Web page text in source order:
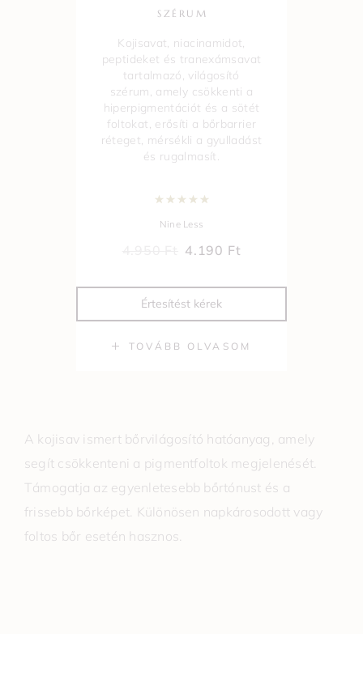
TOVÁBB OLVASOM
SZÉRUM
Kojisavat, niacinamidot,
peptideket és tranexámsavat
tartalmazó, világosító
szérum, amely csökkenti a
hiperpigmentációt és a sötét
foltokat, erősíti a bőrbarrier
réteget, mérsékli a gyulladást
és rugalmasít.
Nine Less
4.190 Ft
Értesítést kérek
A kojisav ismert bőrvilágosító hatóanyag, amely
segít csökkenteni a pigmentfoltok megjelenését.
Támogatja az egyenletesebb bőrtónust és a
frissebb bőrképet. Különösen napkárosodott vagy
foltos bőr esetén hasznos.